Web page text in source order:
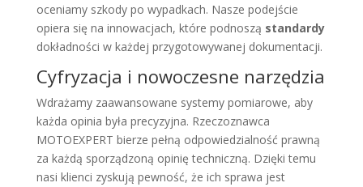
oceniamy szkody po wypadkach. Nasze podejście
opiera się na innowacjach, które podnoszą standardy
dokładności w każdej przygotowywanej dokumentacji.
Cyfryzacja i nowoczesne narzędzia
Wdrażamy zaawansowane systemy pomiarowe, aby
każda opinia była precyzyjna. Rzeczoznawca
MOTOEXPERT bierze pełną odpowiedzialność prawną
za każdą sporządzoną opinię techniczną. Dzięki temu
nasi klienci zyskują pewność, że ich sprawa jest